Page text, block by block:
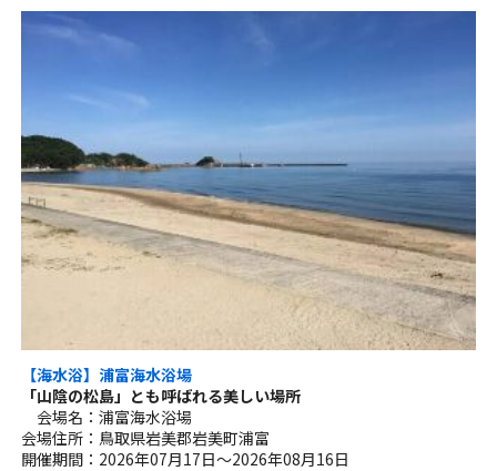
【海水浴】浦富海水浴場
「山陰の松島」とも呼ばれる美しい場所
会場名：浦富海水浴場
会場住所：鳥取県岩美郡岩美町浦富
開催期間：2026年07月17日～2026年08月16日